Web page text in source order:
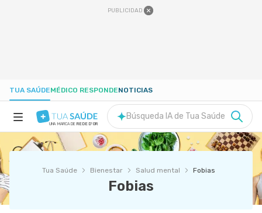
PUBLICIDAD
TUA SAÚDEMÉDICO RESPONDENOTICIAS
SALUD A-Z
UNA MARCA DE REDE D'OR
Búsqueda IA de Tua Saúde
Tua Saúde Bienestar Salud mental Fobias
Fobias